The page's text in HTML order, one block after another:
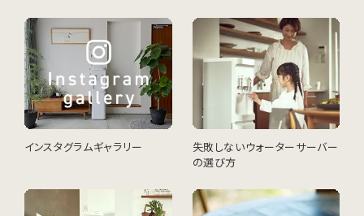
インスタグラムギャラリー
失敗しないウォーターサーバー
の選び方